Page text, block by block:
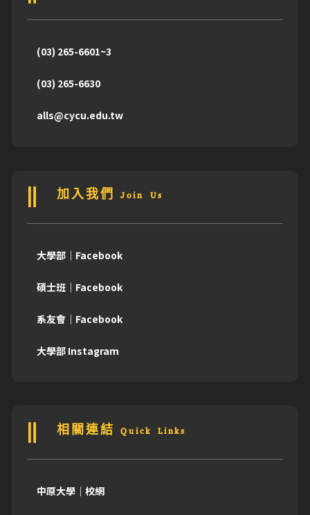
(03) 265-6601~3
(03) 265-6630
alls@cycu.edu.tw
加入我們 Join Us
大學部｜Facebook
碩士班｜Facebook
系友會｜Facebook
大學部 Instagram
相關連結 Quick Links
中原大學｜校網